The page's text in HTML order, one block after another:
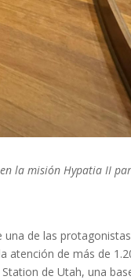
la misión Hypatia II
una de las
atención de más de
de Utah, una